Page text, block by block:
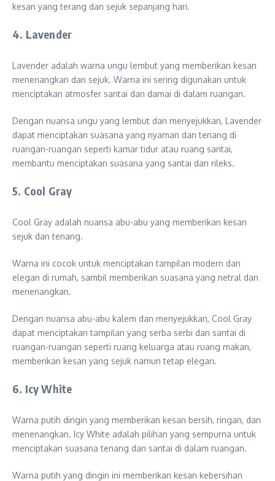
kesan yang terang dan sejuk sepanjang hari.
4. Lavender
Lavender adalah warna ungu lembut yang memberikan kesan
menenangkan dan sejuk. Warna ini sering digunakan untuk
menciptakan atmosfer santai dan damai di dalam ruangan.
Dengan nuansa ungu yang lembut dan menyejukkan, Lavender
dapat menciptakan suasana yang nyaman dan tenang di
ruangan-ruangan seperti kamar tidur atau ruang santai,
membantu menciptakan suasana yang santai dan rileks.
5. Cool Gray
Cool Gray adalah nuansa abu-abu yang memberikan kesan
sejuk dan tenang.
Warna ini cocok untuk menciptakan tampilan modern dan
elegan di rumah, sambil memberikan suasana yang netral dan
menenangkan.
Dengan nuansa abu-abu kalem dan menyejukkan, Cool Gray
dapat menciptakan tampilan yang serba serbi dan santai di
ruangan-ruangan seperti ruang keluarga atau ruang makan,
memberikan kesan yang sejuk namun tetap elegan.
6. Icy White
Warna putih dingin yang memberikan kesan bersih, ringan, dan
menenangkan. Icy White adalah pilihan yang sempurna untuk
menciptakan suasana tenang dan santai di dalam ruangan.
Warna putih yang dingin ini memberikan kesan kebersihan